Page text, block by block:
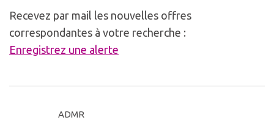
Recevez par mail les nouvelles offres
correspondantes à votre recherche :
Enregistrez une alerte
ADMR